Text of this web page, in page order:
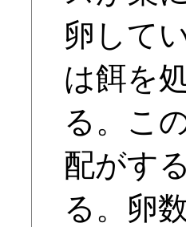
卵して
は餌を
る。こ
配がす
る。卵